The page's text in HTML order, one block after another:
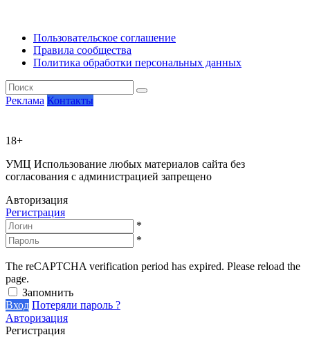
Пользовательское соглашение
Правила сообщества
Политика обработки персональных данных
Реклама Контакты
18+
УМЦ Использование любых материалов сайта без
согласования с администрацией запрещено
Авторизация
Регистрация
*
*
The reCAPTCHA verification period has expired. Please reload the
page.
Запомнить
Вход Потеряли пароль ?
Авторизация
Регистрация